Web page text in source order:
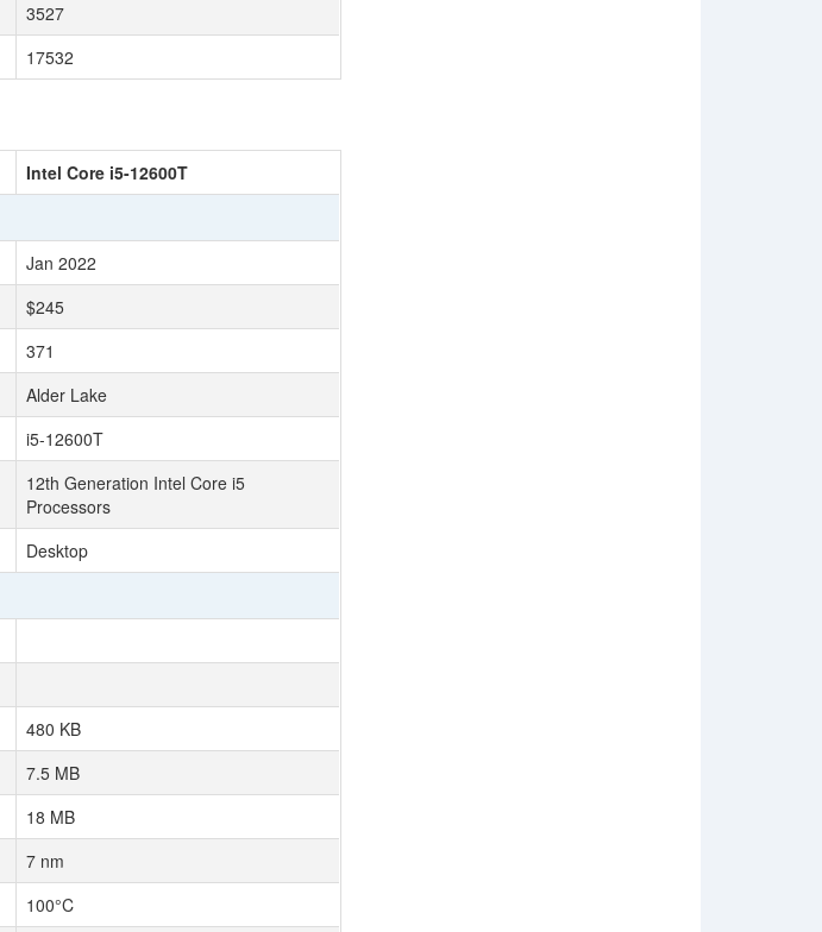
3527
17532
Intel Core i5-12600T
Jan 2022
$245
371
Alder Lake
i5-12600T
12th Generation Intel Core i5
Processors
Desktop
480 KB
7.5 MB
18 MB
7 nm
100°C